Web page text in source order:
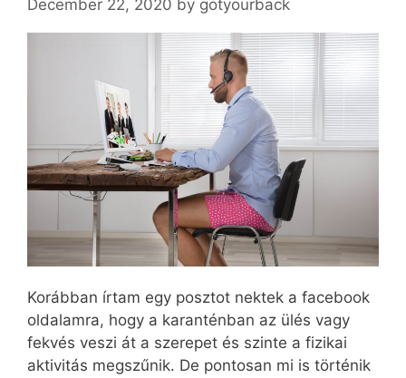
December 22, 2020 by gotyourback
Korábban írtam egy posztot nektek a facebook
oldalamra, hogy a karanténban az ülés vagy
fekvés veszi át a szerepet és szinte a fizikai
aktivitás megszűnik. De pontosan mi is történik